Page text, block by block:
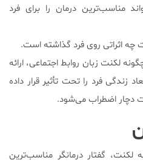
مناسب‌ترین درمان را برای فرد
چه اثراتی روی فرد گذاشته است.
لکنت زبان روابط اجتماعی، ارائه
زندگی فرد را تحت تأثیر قرار داده
دچار اضطراب می‌شود.
لکنت، گفتار درمانگر مناسب‌ترین